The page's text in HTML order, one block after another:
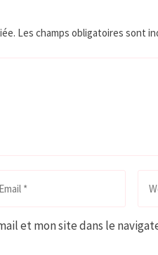
Les champs obligatoires sont
et mon site dans le